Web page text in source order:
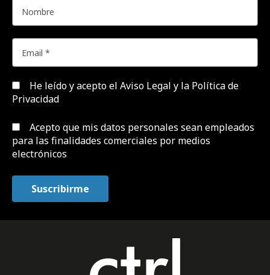
He leído y acepto el Aviso Legal y la Política de
Privacidad
Acepto que mis datos personales sean empleados
para las finalidades comerciales por medios
electrónicos